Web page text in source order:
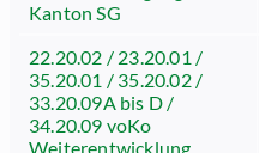
Kanton SG
22.20.02 / 23.20.01 /
35.20.01 / 35.20.02 /
33.20.09A bis D /
34.20.09 voKo
Weiterentwicklung